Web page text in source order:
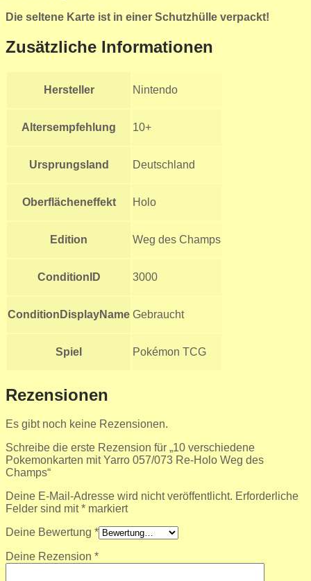
Die seltene Karte ist in einer Schutzhülle verpackt!
Zusätzliche Informationen
Hersteller Nintendo
Altersempfehlung 10+
Ursprungsland Deutschland
Oberflächeneffekt Holo
Edition Weg des Champs
ConditionID 3000
ConditionDisplayName Gebraucht
Spiel Pokémon TCG
Rezensionen
Es gibt noch keine Rezensionen.
Schreibe die erste Rezension für „10 verschiedene
Pokemonkarten mit Yarro 057/073 Re-Holo Weg des
Champs“
Deine E-Mail-Adresse wird nicht veröffentlicht. Erforderliche
Felder sind mit* markiert
Deine Bewertung *
Deine Rezension *